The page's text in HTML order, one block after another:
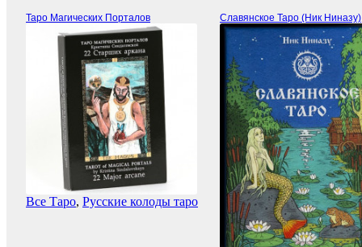
Таро Магических Порталов
Все Таро, Русские колоды таро
Славянское Таро (Ник Ниназу)